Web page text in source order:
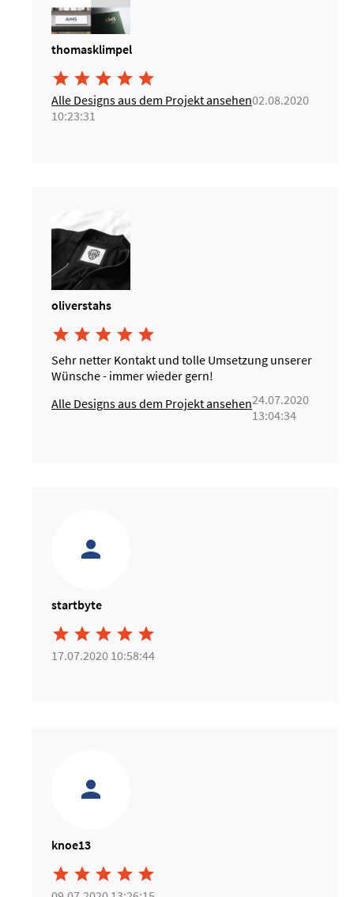
thomasklimpel
    
Alle Designs aus dem Projekt ansehen02.08.2020
10:23:31
oliverstahs
    
Sehr netter Kontakt und tolle Umsetzung unserer
Wünsche - immer wieder gern!
Alle Designs aus dem Projekt ansehen24.07.2020
13:04:34
startbyte
    
17.07.2020 10:58:44
knoe13
    